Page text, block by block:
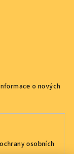
o nových
osobních